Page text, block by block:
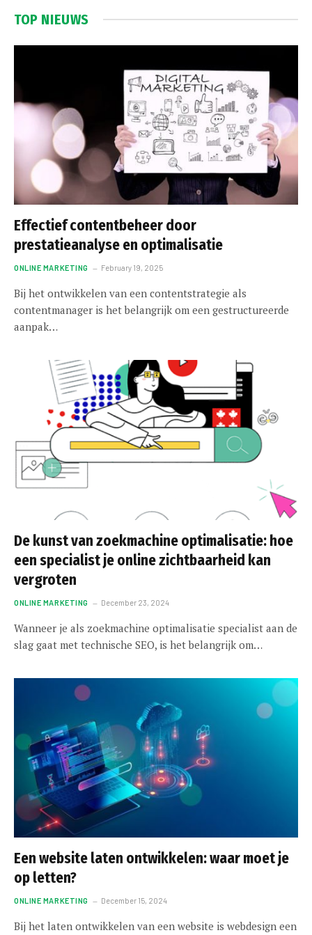
TOP NIEUWS
Effectief contentbeheer door
prestatieanalyse en optimalisatie
ONLINE MARKETING February 19, 2025
Bij het ontwikkelen van een contentstrategie als
contentmanager is het belangrijk om een gestructureerde
aanpak…
De kunst van zoekmachine optimalisatie: hoe
een specialist je online zichtbaarheid kan
vergroten
ONLINE MARKETING December 23, 2024
Wanneer je als zoekmachine optimalisatie specialist aan de
slag gaat met technische SEO, is het belangrijk om…
Een website laten ontwikkelen: waar moet je
op letten?
ONLINE MARKETING December 15, 2024
Bij het laten ontwikkelen van een website is webdesign een